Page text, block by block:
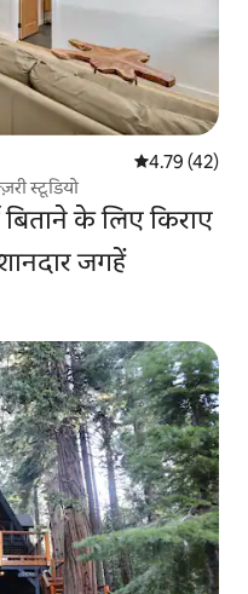
औसत रेटिंग 5 में
4.79 (42)
स्टूडियो
के लिए किराए
जगहें